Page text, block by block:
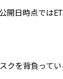
開日時点では
クを背負って